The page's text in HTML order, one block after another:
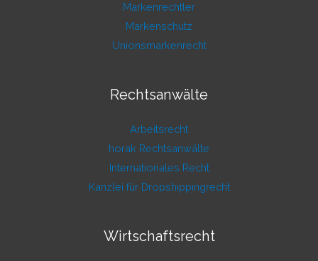
Markenrechtler
Markenschutz
Unionsmarkenrecht
Rechtsanwälte
Arbeitsrecht
horak Rechtsanwälte
Internationales Recht
Kanzlei für Dropshippingrecht
Wirtschaftsrecht